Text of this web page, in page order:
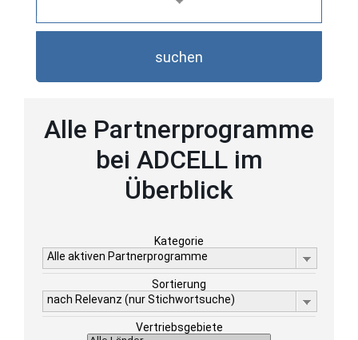
suchen
Alle Partnerprogramme
bei ADCELL im
Überblick
Kategorie
Alle aktiven Partnerprogramme
Sortierung
nach Relevanz (nur Stichwortsuche)
Vertriebsgebiete